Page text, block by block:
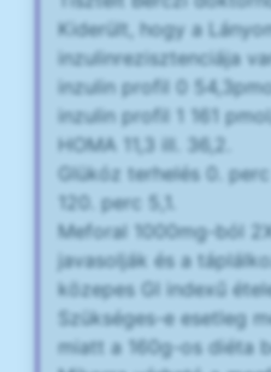
Kiderült, hogy a
inzulinrezisztenciája
inzulin profil 0
inzulin profil 1 161
HOMA 11,3 ill. 36,2.
Glükóz terhelés 0.
120. perc 5,1.
Meforal 1000mg-ból
javasolják és a
közepes GI indexű
Szükséges-e esetleg
miatt a 160g-os diéta